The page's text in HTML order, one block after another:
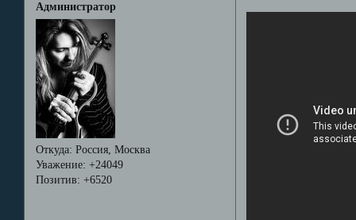
Администратор
Откуда: Россия, Москва
Уважение: +24049
Позитив: +6520